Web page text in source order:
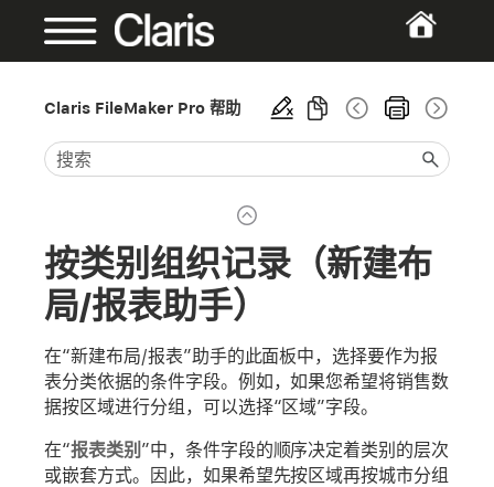
Claris FileMaker Pro 帮助
按类别组织记录（新建布
局/报表助手）
在“新建布局/报表”助手的此面板中，选择要作为报
表分类依据的条件字段。例如，如果您希望将销售数
据按区域进行分组，可以选择“区域”字段。
在“报表类别 ”中，条件字段的顺序决定着类别的层次
或嵌套方式。因此，如果希望先按区域再按城市分组